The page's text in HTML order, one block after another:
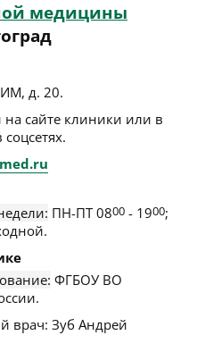
медицины
д. 20.
сайте клиники или в
ПН-ПТ 0800 - 1900;
ФГБОУ ВО
врач: Зуб Андрей